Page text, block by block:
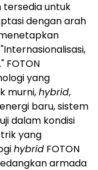
tersedia untuk
dengan arah
FOTON
yang
murni,hybrid,
baru, sistem
dalam kondisi
yang
hybrid FOTON
armada